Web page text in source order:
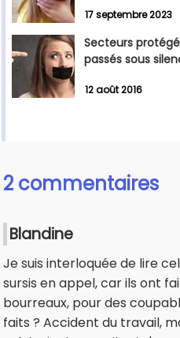
17 septembre 2023
Secteurs
passés sous
12 août 2016
2 commentaires
Blandine
Je suis interloquée de lire
sursis en appel, car ils ont
bourreaux, pour des
faits ? Accident du travail,